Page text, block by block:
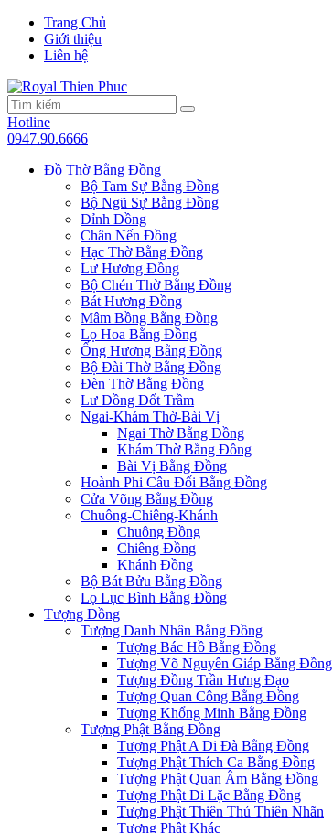
Trang Chủ
Giới thiệu
Liên hệ
Hotline
0947.90.6666
Đồ Thờ Bằng Đồng
Bộ Tam Sự Bằng Đồng
Bộ Ngũ Sự Bằng Đồng
Đỉnh Đồng
Chân Nến Đồng
Hạc Thờ Bằng Đồng
Lư Hương Đồng
Bộ Chén Thờ Bằng Đồng
Bát Hương Đồng
Mâm Bồng Bằng Đồng
Lọ Hoa Bằng Đồng
Ống Hương Bằng Đồng
Bộ Đài Thờ Bằng Đồng
Đèn Thờ Bằng Đồng
Lư Đồng Đốt Trầm
Ngai-Khám Thờ-Bài Vị
Ngai Thờ Bằng Đồng
Khám Thờ Bằng Đồng
Bài Vị Bằng Đồng
Hoành Phi Câu Đối Bằng Đồng
Cửa Võng Bằng Đồng
Chuông-Chiêng-Khánh
Chuông Đồng
Chiêng Đồng
Khánh Đồng
Bộ Bát Bửu Bằng Đồng
Lọ Lục Bình Bằng Đồng
Tượng Đồng
Tượng Danh Nhân Bằng Đồng
Tượng Bác Hồ Bằng Đồng
Tượng Võ Nguyên Giáp Bằng Đồng
Tượng Đồng Trần Hưng Đạo
Tượng Quan Công Bằng Đồng
Tượng Khổng Minh Bằng Đồng
Tượng Phật Bằng Đồng
Tượng Phật A Di Đà Bằng Đồng
Tượng Phật Thích Ca Bằng Đồng
Tượng Phật Quan Âm Bằng Đồng
Tượng Phật Di Lặc Bằng Đồng
Tượng Phật Thiên Thủ Thiên Nhãn
Tượng Phật Khác